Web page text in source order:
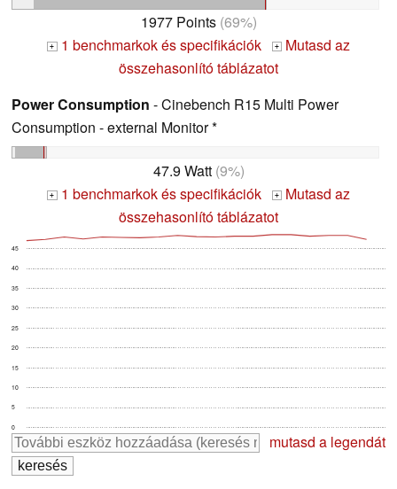
1977 Points(69%)
+ 1 benchmarkok és specifikációk +
Mutasd az
összehasonlító táblázatot
Power Consumption - Cinebench R15 Multi Power
Consumption - external Monitor *
47.9 Watt(9%)
+ 1 benchmarkok és specifikációk +
Mutasd az
összehasonlító táblázatot
0
5
10
15
20
25
30
35
40
45
mutasd a legendát